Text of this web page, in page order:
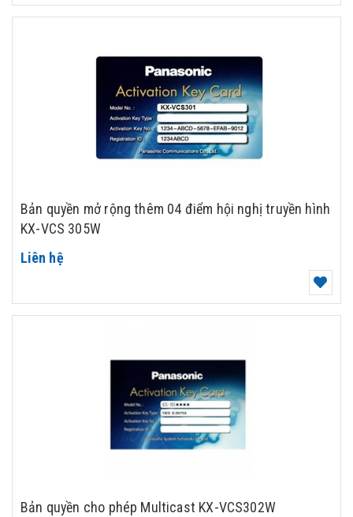
Bản quyền mở rộng thêm 04 điểm hội nghị truyền hình
KX-VCS 305W
Liên hệ
Bản quyền cho phép Multicast KX-VCS302W